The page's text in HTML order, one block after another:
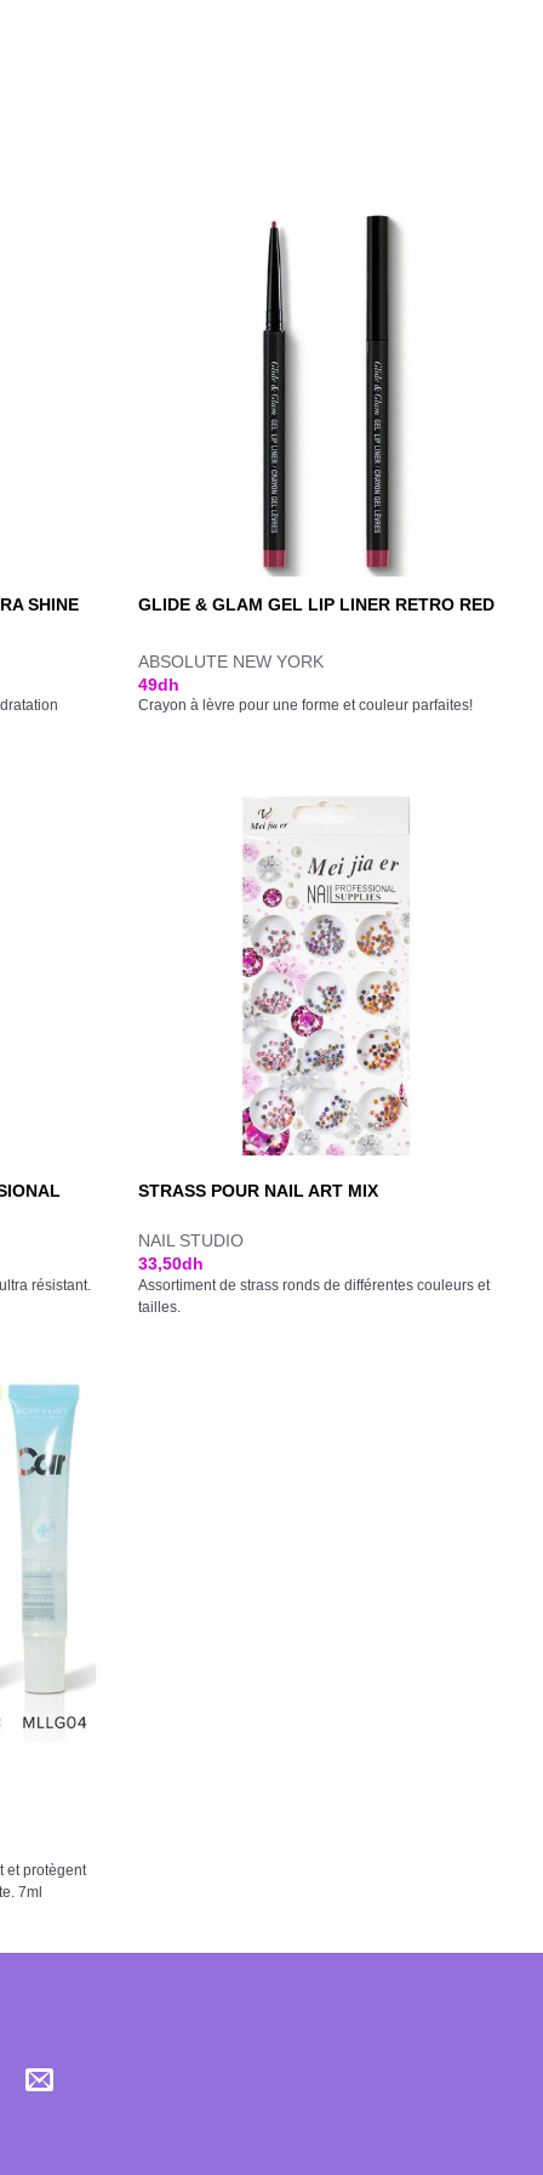
SHINE GLIDE & GLAM GEL LIP LINER RETRO RED
ABSOLUTE NEW YORK
49dh
Crayon à lèvre pour une forme et couleur parfaites!
résistant.
STRASS POUR NAIL ART MIX
NAIL STUDIO
33,50dh
Assortiment de strass ronds de différentes couleurs et
tailles.
et protègent
7ml